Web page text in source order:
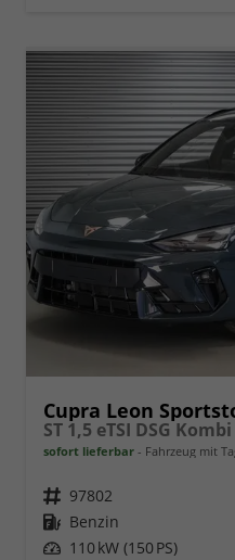
Cupra Leon
ST 1,5 eTSI DSG Kombi
sofort lieferbar Fahrzeug mit
Fahrzeugnr. 97802
Kraftstoff Benzin
Leistung 110 kW (150 PS)